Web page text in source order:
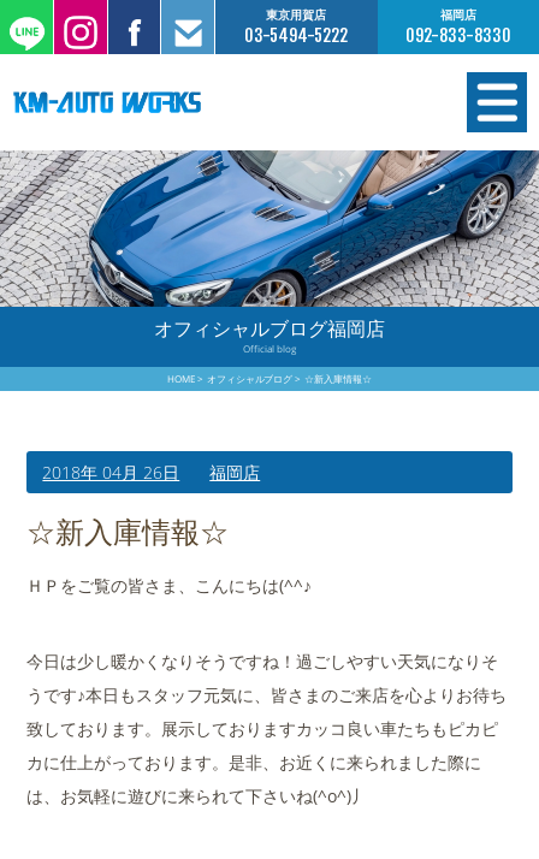
東京用賀店
03-5494-5222
福岡店
092-833-8330
在庫情報
オーダー販売
工場サービス
保証について
買取査定のご案内
会社概要
オフィシャルブログ福岡店
Official blog
HOME オフィシャルブログ ☆新入庫情報☆
2018年 04月 26日 福岡店
☆新入庫情報☆
ＨＰをご覧の皆さま、こんにちは(^^♪
今日は少し暖かくなりそうですね！過ごしやすい天気になりそ
うです♪本日もスタッフ元気に、皆さまのご来店を心よりお待ち
致しております。展示しておりますカッコ良い車たちもピカピ
カに仕上がっております。是非、お近くに来られました際に
は、お気軽に遊びに来られて下さいね(^o^)丿